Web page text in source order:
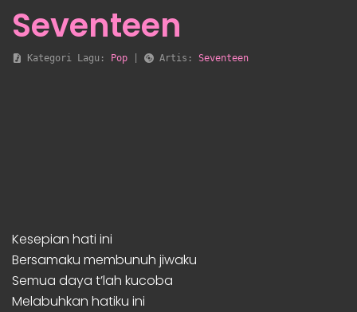
Seventeen
Kategori Lagu: Pop Artis: Seventeen
Kesepian hati ini
Bersamaku membunuh jiwaku
Semua daya t’lah kucoba
Melabuhkan hatiku ini